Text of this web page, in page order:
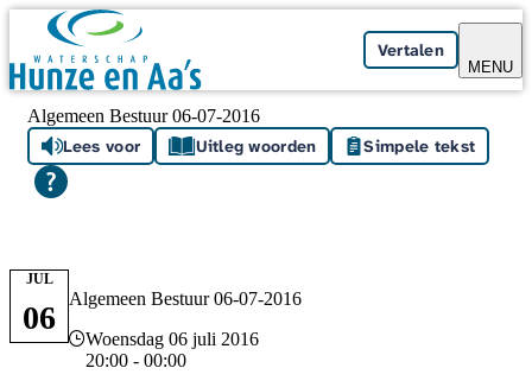
Skip navigation
Vertalen
MENU
Algemeen Bestuur 06-07-2016
Lees voor Uitleg woorden Simpele tekst
Algemeen Bestuur 06-07-2016
Datum en tijd
Woensdag 06 juli 2016
20:00 - 00:00
JUL
06